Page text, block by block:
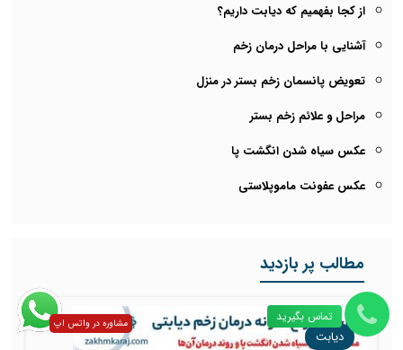
از کجا بفهمیم که دیابت داریم؟
آشنایی با مراحل درمان زخم
تعویض پانسمان زخم بستر در منزل
مراحل و علائم زخم بستر
عکس سیاه شدن انگشت پا
عکس عفونت ماموپلاستی
مطالب پر بازدید
دیابت
تماس بگیرید